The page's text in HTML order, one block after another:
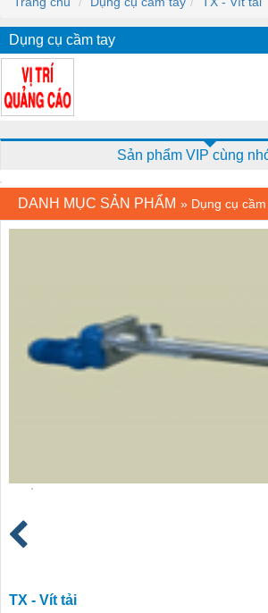
Dụng cụ cầm tay
Sản phẩm VIP cùng
DANH MỤC SẢN PHẨM » Dụng cụ
TX - Vít tải